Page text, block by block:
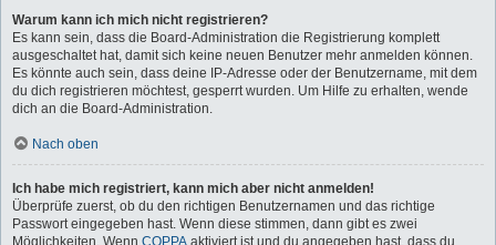
Warum kann ich mich nicht registrieren?
Es kann sein, dass die Board-Administration die Registrierung komplett
ausgeschaltet hat, damit sich keine neuen Benutzer mehr anmelden können.
Es könnte auch sein, dass deine IP-Adresse oder der Benutzername, mit dem
du dich registrieren möchtest, gesperrt wurden. Um Hilfe zu erhalten, wende
dich an die Board-Administration.
Nach oben
Ich habe mich registriert, kann mich aber nicht anmelden!
Überprüfe zuerst, ob du den richtigen Benutzernamen und das richtige
Passwort eingegeben hast. Wenn diese stimmen, dann gibt es zwei
Möglichkeiten. Wenn COPPA aktiviert ist und du angegeben hast, dass du